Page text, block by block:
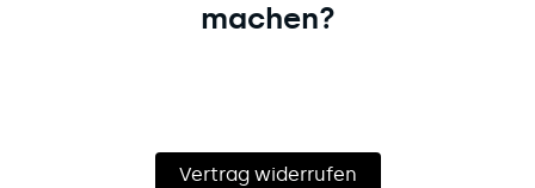
machen?
Vertrag widerrufen